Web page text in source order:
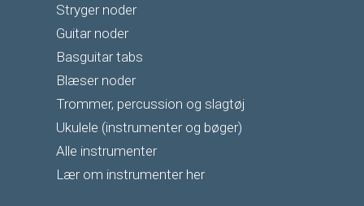
Stryger noder
Guitar noder
Basguitar tabs
Blæser noder
Trommer, percussion og slagtøj
Ukulele (instrumenter og bøger)
Alle instrumenter
Lær om instrumenter her